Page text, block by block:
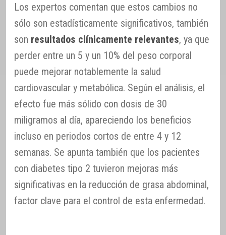
Los expertos comentan que estos cambios no
sólo son estadísticamente significativos, también
son resultados clínicamente relevantes, ya que
perder entre un 5 y un 10% del peso corporal
puede mejorar notablemente la salud
cardiovascular y metabólica. Según el análisis, el
efecto fue más sólido con dosis de 30
miligramos al día, apareciendo los beneficios
incluso en periodos cortos de entre 4 y 12
semanas. Se apunta también que los pacientes
con diabetes tipo 2 tuvieron mejoras más
significativas en la reducción de grasa abdominal,
factor clave para el control de esta enfermedad.